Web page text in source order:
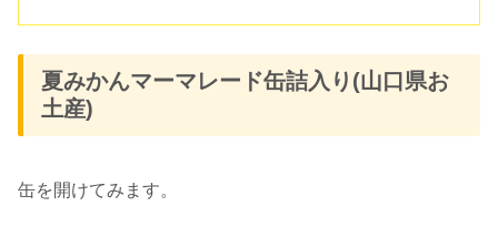
夏みかんマーマレード缶詰入り(山口県お
土産)
缶を開けてみます。